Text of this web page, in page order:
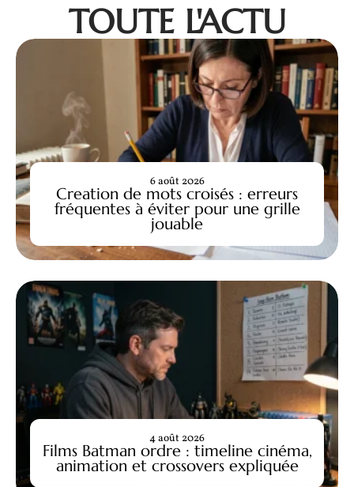
TOUTE L'ACTU
Creation de mots croisés : erreurs
fréquentes à éviter pour une grille
jouable
6 août 2026
Films Batman ordre : timeline cinéma,
animation et crossovers expliquée
4 août 2026